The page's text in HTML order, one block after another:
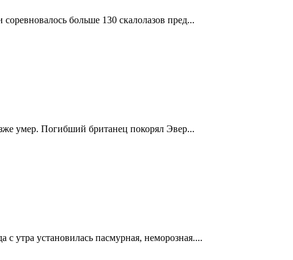
больше 130 скалолазов пред...
умер. Погибший британец покорял Эвер...
утра установилась пасмурная, неморозная....